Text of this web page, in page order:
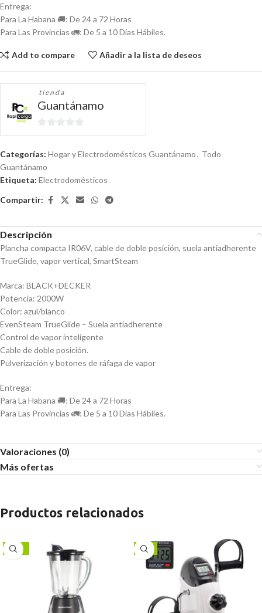
Entrega:
Para La Habana 🚚: De 24 a 72 Horas
Para Las Provincias 🚛: De 5 a 10 Días Hábiles.
Add to compare Añadir a la lista de deseos
tienda
Guantánamo
0
Categorías: Hogar y Electrodomésticos Guantánamo, Todo
Guantánamo
Etiqueta: Electrodomésticos
Compartir:
Descripción
Plancha compacta IR06V, cable de doble posición, suela antiadherente
TrueGlide, vapor vertical, SmartSteam
Marca: BLACK+DECKER
Potencia: 2000W
Color: azul/blanco
EvenSteam TrueGlide – Suela antiadherente
Control de vapor inteligente
Cable de doble posición.
Pulverización y botones de ráfaga de vapor
Entrega:
Para La Habana 🚚: De 24 a 72 Horas
Para Las Provincias 🚛: De 5 a 10 Días Hábiles.
Valoraciones (0)
Más ofertas
Productos relacionados
-17% -9%